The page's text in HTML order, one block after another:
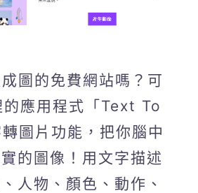
圖的免費網站嗎？可
應用程式「Text To
圖片功能，把你腦中
的圖像！用文字描述
人物、顏色、動作、